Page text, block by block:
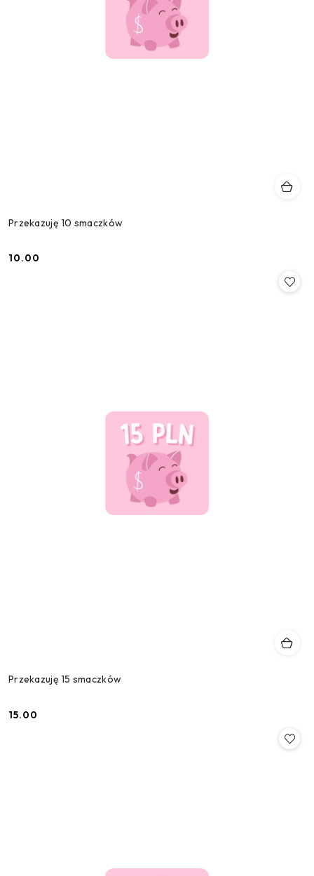
Przekazuję 10 smaczków
Cena:
10.00
Przekazuję 15 smaczków
Cena:
15.00